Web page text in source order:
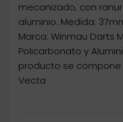
mecanizado, con
aluminio. Medida:
Marca: Winmau Darts
Policarbonato y
producto se compone
Vecta